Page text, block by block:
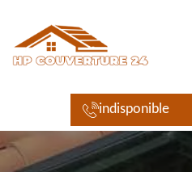
indisponible